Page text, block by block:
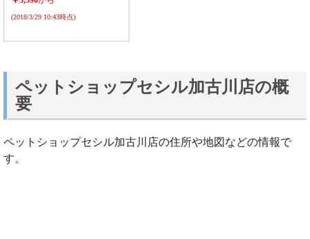
(2018/3/29 10:43時点)
ペットショップセシル加古川店の概
要
ペットショップセシル加古川店の住所や地図などの情報で
す。